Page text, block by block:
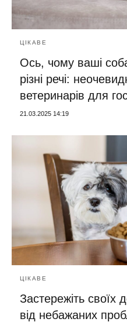
ЦІКАВЕ
Ось, чому ваші
різні речі:
ветеринарів для
21.03.2025 14:19
ЦІКАВЕ
Застережіть своїх
від небажаних